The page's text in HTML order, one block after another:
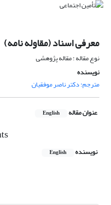
معرفی اسناد (مقاوله نامه)
نوع مقاله : مقاله پژوهشی
نویسنده
مترجم: دکتر ناصر موفقیان
عنوان مقاله English
نویسنده English